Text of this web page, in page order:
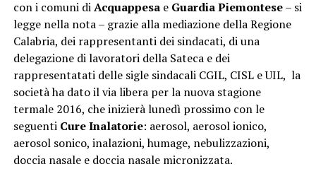
con i comuni diAcquappesae Guardia Piemontese– si
legge nella nota – grazie alla mediazione della Regione
Calabria, dei rappresentanti dei sindacati, di una
delegazione di lavoratori della Sateca e dei
rappresentatati delle sigle sindacali CGIL, CISL e UIL, la
società ha dato il via libera per la nuova stagione
termale 2016, che inizierà lunedì prossimo con le
seguenti Cure Inalatorie: aerosol, aerosol ionico,
aerosol sonico, inalazioni, humage, nebulizzazioni,
doccia nasale e doccia nasale micronizzata.